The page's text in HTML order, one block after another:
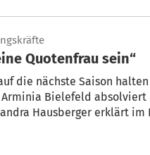
Quotenfrau sein“
die nächste Saison
Hausberger erklärt im